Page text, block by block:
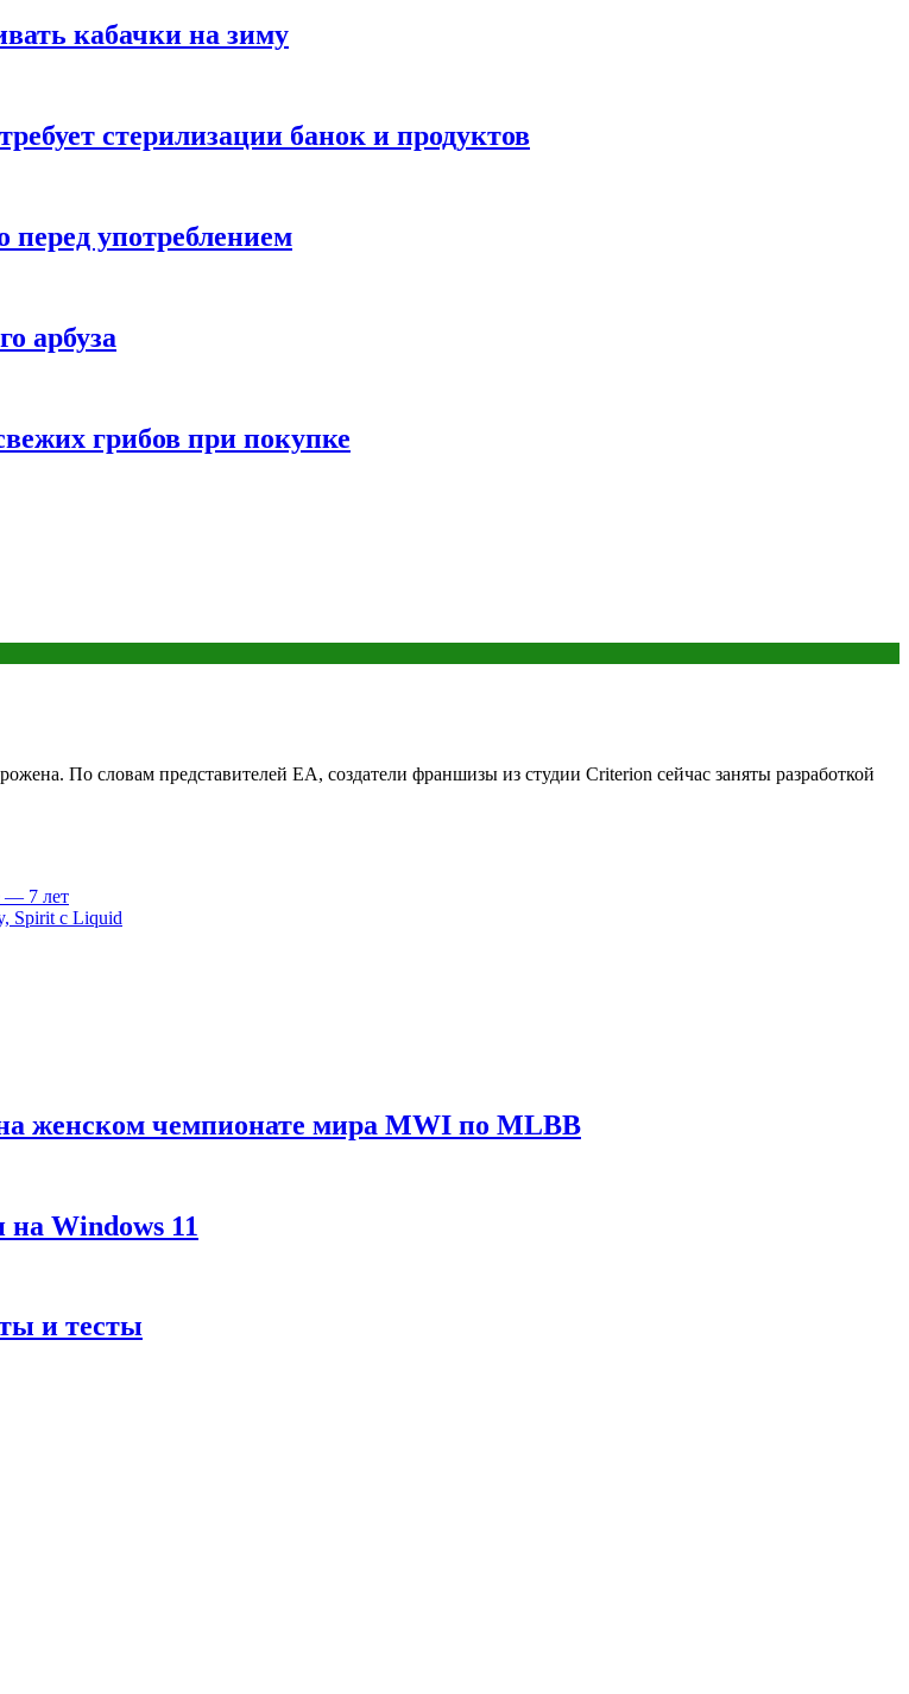
кабачки на зиму
стерилизации банок и продуктов
употреблением
арбуза
грибов при покупке
По словам представителей EA, создатели франшизы из студии Criterion сейчас заняты разработкой
— 7 лет
Spirit с Liquid
женском чемпионате мира MWI по MLBB
на Windows 11
и тесты